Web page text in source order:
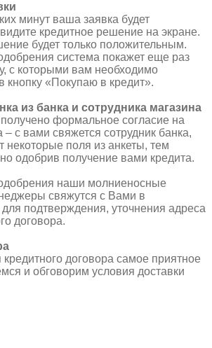
минут ваша заявка будет
кредитное решение на экране.
будет только положительным.
система покажет еще раз
с которыми вам необходимо
кнопку «Покупаю в кредит».
из банка и сотрудника магазина
получено формальное согласие на
– с вами свяжется сотрудник банка,
некоторые поля из анкеты, тем
одобрив получение вами кредита.
наши молниеносные
свяжутся с Вами в
подтверждения, уточнения адреса
договора.
договора самое приятное
и обговорим условия доставки